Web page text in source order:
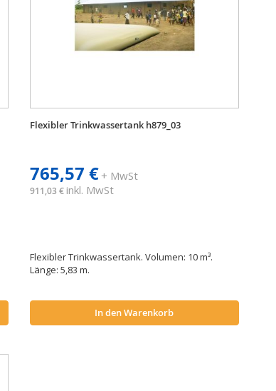
Flexibler Trinkwassertank h879_03
765,57 €+ MwSt
911,03 € inkl. MwSt
Flexibler Trinkwassertank. Volumen: 10 m³.
Länge: 5,83 m.
In den Warenkorb